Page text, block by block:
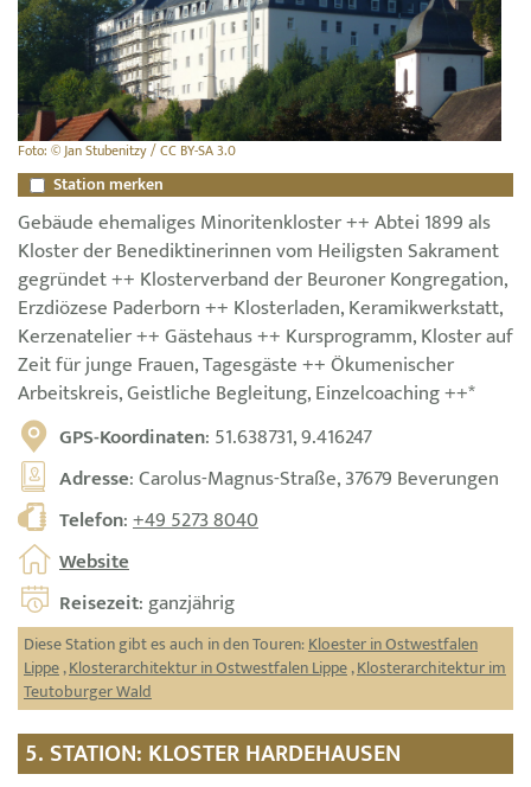
Foto: © Jan Stubenitzy / CC BY-SA 3.0
Station merken
Gebäude ehemaliges Minoritenkloster ++ Abtei 1899 als
Kloster der Benediktinerinnen vom Heiligsten Sakrament
gegründet ++ Klosterverband der Beuroner Kongregation,
Erzdiözese Paderborn ++ Klosterladen, Keramikwerkstatt,
Kerzenatelier ++ Gästehaus ++ Kursprogramm, Kloster auf
Zeit für junge Frauen, Tagesgäste ++ Ökumenischer
Arbeitskreis, Geistliche Begleitung, Einzelcoaching ++*
GPS-Koordinaten: 51.638731, 9.416247
Adresse: Carolus-Magnus-Straße, 37679 Beverungen
Telefon:+49 5273 8040
Website
Reisezeit: ganzjährig
Diese Station gibt es auch in den Touren:Kloester in Ostwestfalen
Lippe,Klosterarchitektur in Ostwestfalen Lippe,Klosterarchitektur im
Teutoburger Wald
5. STATION: KLOSTER HARDEHAUSEN